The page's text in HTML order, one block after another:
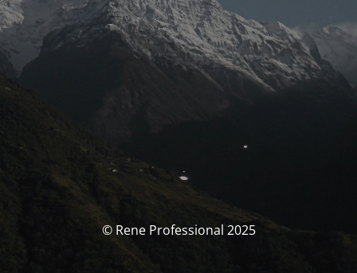
© Rene Professional 2025